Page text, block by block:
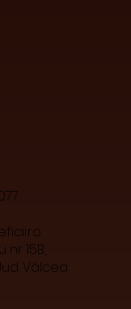
15B,
Vâlcea